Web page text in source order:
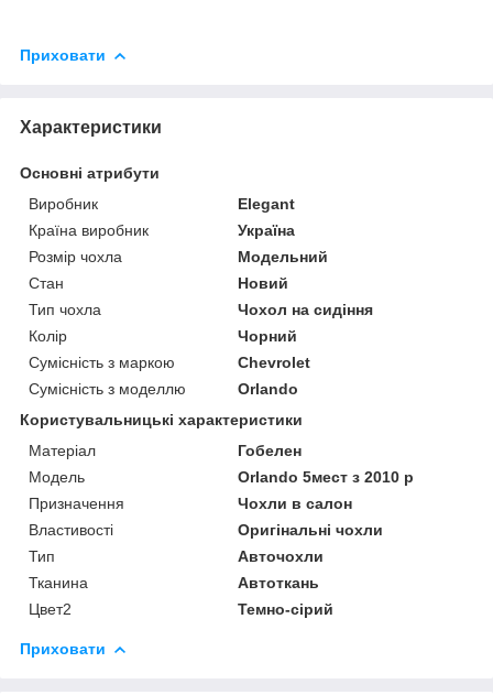
Приховати
Характеристики
Основні атрибути
Виробник
Elegant
Країна виробник
Україна
Розмір чохла
Модельний
Стан
Новий
Тип чохла
Чохол на сидіння
Колір
Чорний
Сумісність з маркою
Chevrolet
Сумісність з моделлю
Orlando
Користувальницькі характеристики
Матеріал
Гобелен
Модель
Orlando 5мест з 2010 р
Призначення
Чохли в салон
Властивості
Оригінальні чохли
Тип
Авточохли
Тканина
Автоткань
Цвет2
Темно-сірий
Приховати